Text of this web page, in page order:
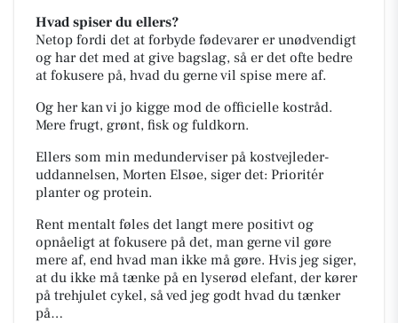
Hvad spiser du ellers?
Netop fordi det at forbyde fødevarer er unødvendigt
og har det med at give bagslag, så er det ofte bedre
at fokusere på, hvad du gerne vil spise mere af.
Og her kan vi jo kigge mod de officielle kostråd.
Mere frugt, grønt, fisk og fuldkorn.
Ellers som min medunderviser på kostvejleder-
uddannelsen, Morten Elsøe, siger det: Prioritér
planter og protein.
Rent mentalt føles det langt mere positivt og
opnåeligt at fokusere på det, man gerne vil gøre
mere af, end hvad man ikke må gøre. Hvis jeg siger,
at du ikke må tænke på en lyserød elefant, der kører
på trehjulet cykel, så ved jeg godt hvad du tænker
på…